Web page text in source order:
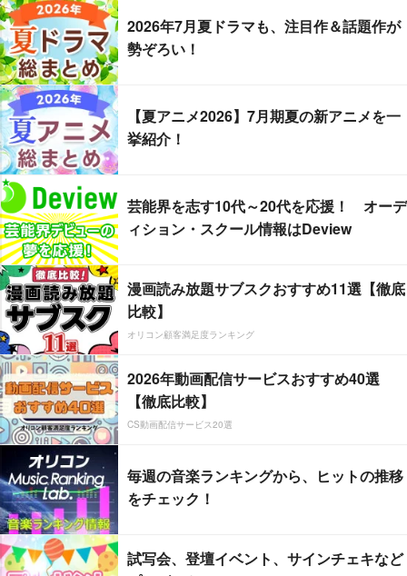
2026年7月夏ドラマも、注目作＆話題作が
勢ぞろい！
【夏アニメ2026】7月期夏の新アニメを一
挙紹介！
芸能界を志す10代～20代を応援！ オーデ
ィション・スクール情報はDeview
漫画読み放題サブスクおすすめ11選【徹底
比較】
オリコン顧客満足度ランキング
2026年動画配信サービスおすすめ40選
【徹底比較】
CS動画配信サービス20選
毎週の音楽ランキングから、ヒットの推移
をチェック！
試写会、登壇イベント、サインチェキなど